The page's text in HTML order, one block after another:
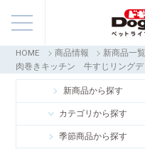
商品情報
映像ギャラリー
知る・楽しむ
HOME 商品情報
新商品一覧
肉巻きキッチン 牛すじリングデ
新商品から探す
カテゴリから探す
季節商品から探す